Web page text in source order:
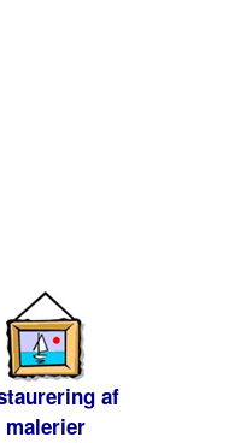
af
malerier